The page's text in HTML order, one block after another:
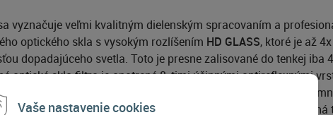
Vaše nastavenie cookies
vyznačuje veľmi kvalitným dielenským spracovaním a
optického skla s vysokým rozlíšením HD GLASS, ktoré je až
dopadajúceho svetla. Toto je presne zalisované do tenkej
optické sklo filtra je opatrené 8-timi účinnými antireflexnými
filtra. Z vonkajšej strany filtra je ešte jedna špeciálna
4 antireflexé vrstvyHD COATING vonkajšej strane.